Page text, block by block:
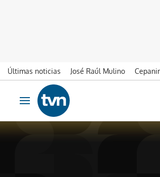
Últimas noticias José Raúl Mulino
Ir al contenido
Obrir navegació